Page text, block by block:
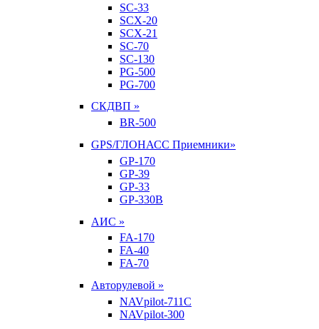
SC-33
SCX-20
SCX-21
SC-70
SC-130
PG-500
PG-700
СКДВП »
BR-500
GPS/ГЛОНАСС Приемники»
GP-170
GP-39
GP-33
GP-330B
АИС »
FA-170
FA-40
FA-70
Авторулевой »
NAVpilot-711С
NAVpilot-300